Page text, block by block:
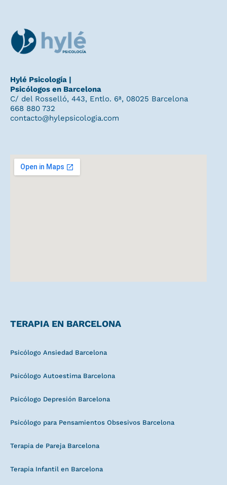
Hylé Psicología |
Psicólogos en Barcelona
C/ del Rosselló, 443, Entlo. 6ª, 08025 Barcelona
668 880 732
contacto@hylepsicologia.com
TERAPIA EN BARCELONA
Psicólogo Ansiedad Barcelona
Psicólogo Autoestima Barcelona
Psicólogo Depresión Barcelona
Psicólogo para Pensamientos Obsesivos Barcelona
Terapia de Pareja Barcelona
Terapia Infantil en Barcelona